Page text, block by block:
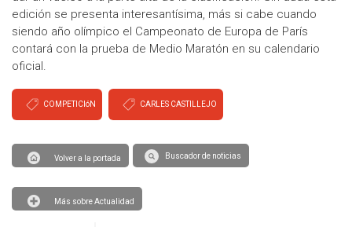
edición se presenta interesantísima, más si cabe cuando
siendo año olímpico el Campeonato de Europa de París
contará con la prueba de Medio Maratón en su calendario
oficial.
COMPETICIóN CARLES CASTILLEJO
Volver a la portada Buscador de noticias
Más sobre Actualidad